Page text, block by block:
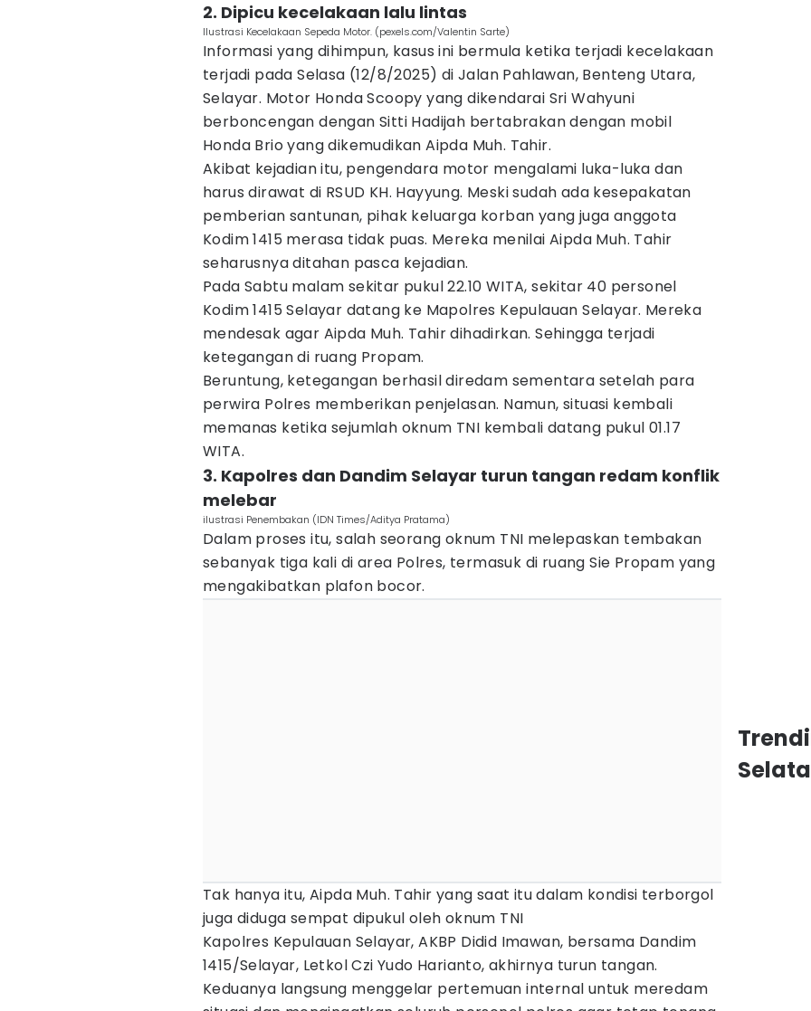
2. Dipicu kecelakaan lalu lintas
Ilustrasi Kecelakaan Sepeda Motor. (pexels.com/Valentin Sarte)
Informasi yang dihimpun, kasus ini bermula ketika terjadi kecelakaan
terjadi pada Selasa (12/8/2025) di Jalan Pahlawan, Benteng Utara,
Selayar. Motor Honda Scoopy yang dikendarai Sri Wahyuni
berboncengan dengan Sitti Hadijah bertabrakan dengan mobil
Honda Brio yang dikemudikan Aipda Muh. Tahir.
Akibat kejadian itu, pengendara motor mengalami luka-luka dan
harus dirawat di RSUD KH. Hayyung. Meski sudah ada kesepakatan
pemberian santunan, pihak keluarga korban yang juga anggota
Kodim 1415 merasa tidak puas. Mereka menilai Aipda Muh. Tahir
seharusnya ditahan pasca kejadian.
Pada Sabtu malam sekitar pukul 22.10 WITA, sekitar 40 personel
Kodim 1415 Selayar datang ke Mapolres Kepulauan Selayar. Mereka
mendesak agar Aipda Muh. Tahir dihadirkan. Sehingga terjadi
ketegangan di ruang Propam.
Beruntung, ketegangan berhasil diredam sementara setelah para
perwira Polres memberikan penjelasan. Namun, situasi kembali
memanas ketika sejumlah oknum TNI kembali datang pukul 01.17
WITA.
3. Kapolres dan Dandim Selayar turun tangan redam konflik
melebar
ilustrasi Penembakan (IDN Times/Aditya Pratama)
Dalam proses itu, salah seorang oknum TNI melepaskan tembakan
sebanyak tiga kali di area Polres, termasuk di ruang Sie Propam yang
mengakibatkan plafon bocor.
Tak hanya itu, Aipda Muh. Tahir yang saat itu dalam kondisi terborgol
juga diduga sempat dipukul oleh oknum TNI
Kapolres Kepulauan Selayar, AKBP Didid Imawan, bersama Dandim
1415/Selayar, Letkol Czi Yudo Harianto, akhirnya turun tangan.
Keduanya langsung menggelar pertemuan internal untuk meredam